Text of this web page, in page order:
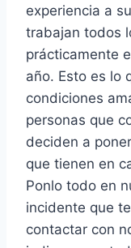
experiencia a
trabajan todos
prácticamente
año. Esto es lo
condiciones
personas que
deciden a
que tienen en
Ponlo todo en
incidente que
contactar con